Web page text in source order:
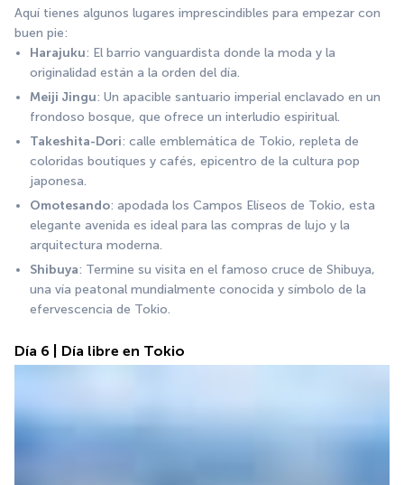
Aquí tienes algunos lugares imprescindibles para empezar con
buen pie:
Harajuku: El barrio vanguardista donde la moda y la
originalidad están a la orden del día.
Meiji Jingu: Un apacible santuario imperial enclavado en un
frondoso bosque, que ofrece un interludio espiritual.
Takeshita-Dori: calle emblemática de Tokio, repleta de
coloridas boutiques y cafés, epicentro de la cultura pop
japonesa.
Omotesando: apodada los Campos Elíseos de Tokio, esta
elegante avenida es ideal para las compras de lujo y la
arquitectura moderna.
Shibuya: Termine su visita en el famoso cruce de Shibuya,
una vía peatonal mundialmente conocida y símbolo de la
efervescencia de Tokio.
Día 6 | Día libre en Tokio